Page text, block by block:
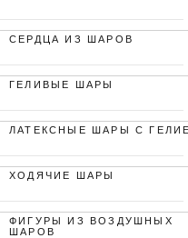
СЕРДЦА ИЗ ШАРОВ
ГЕЛИВЫЕ ШАРЫ
ЛАТЕКСНЫЕ ШАРЫ С
ХОДЯЧИЕ ШАРЫ
ФИГУРЫ ИЗ ВОЗДУШНЫХ
ШАРОВ